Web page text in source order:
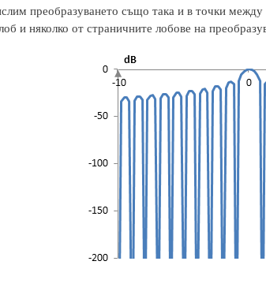
преобразуването също така и в точки
и няколко от страничните лобове на